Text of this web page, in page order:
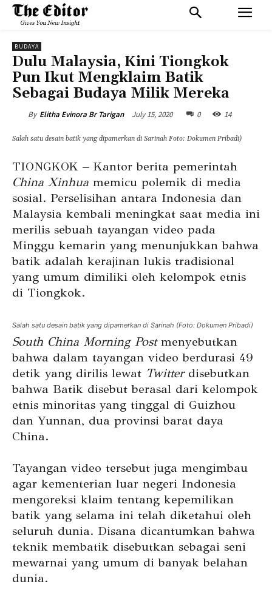
BUDAYA
Dulu Malaysia, Kini Tiongkok
Pun Ikut Mengklaim Batik
Sebagai Budaya Milik Mereka
By Elitha Evinora Br Tarigan July 15, 2020 0 14
Salah satu desain batik yang dipamerkan di Sarinah Foto: Dokumen Pribadi)
TIONGKOK – Kantor berita pemerintah
China Xinhua memicu polemik di media
sosial. Perselisihan antara Indonesia dan
Malaysia kembali meningkat saat media ini
merilis sebuah tayangan video pada
Minggu kemarin yang menunjukkan bahwa
batik adalah kerajinan lukis tradisional
yang umum dimiliki oleh kelompok etnis
di Tiongkok.
Salah satu desain batik yang dipamerkan di Sarinah (Foto: Dokumen Pribadi)
South China Morning Postmenyebutkan
bahwa dalam tayangan video berdurasi 49
detik yang dirilis lewat Twitterdisebutkan
bahwa Batik disebut berasal dari kelompok
etnis minoritas yang tinggal di Guizhou
dan Yunnan, dua provinsi barat daya
China.
Tayangan video tersebut juga mengimbau
agar kementerian luar negeri Indonesia
mengoreksi klaim tentang kepemilikan
batik yang selama ini telah diketahui oleh
seluruh dunia. Disana dicantumkan bahwa
teknik membatik disebutkan sebagai seni
mewarnai yang umum di banyak belahan
dunia.